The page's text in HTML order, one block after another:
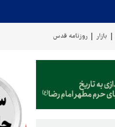
بازار روزنامه قدس
قرار دادیم